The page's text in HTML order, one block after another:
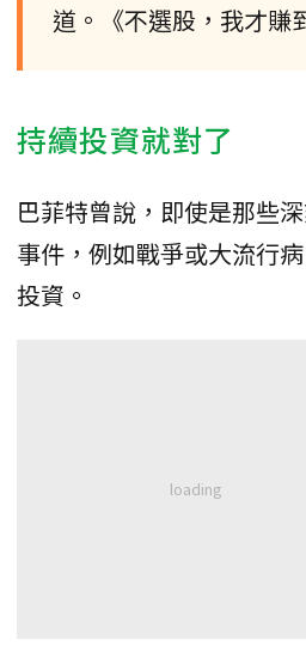
道。《不選股，我才賺
持續投資就對了
巴菲特曾說，即使是那些
事件，例如戰爭或大流行
投資。